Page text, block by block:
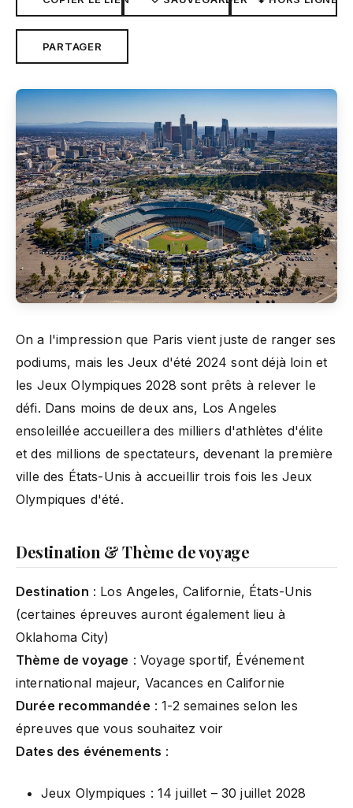
PARTAGER
On a l'impression que Paris vient juste de ranger ses
podiums, mais les Jeux d'été 2024 sont déjà loin et
les Jeux Olympiques 2028 sont prêts à relever le
défi. Dans moins de deux ans, Los Angeles
ensoleillée accueillera des milliers d'athlètes d'élite
et des millions de spectateurs, devenant la première
ville des États-Unis à accueillir trois fois les Jeux
Olympiques d'été.
Destination & Thème de voyage
Destination : Los Angeles, Californie, États-Unis
(certaines épreuves auront également lieu à
Oklahoma City)
Thème de voyage : Voyage sportif, Événement
international majeur, Vacances en Californie
Durée recommandée : 1-2 semaines selon les
épreuves que vous souhaitez voir
Dates des événements :
Jeux Olympiques : 14 juillet – 30 juillet 2028